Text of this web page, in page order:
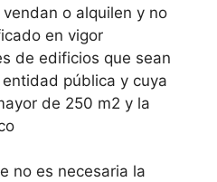
o alquilen y no
en vigor
de edificios que sean
pública y cuya
de 250 m2 y la
no es necesaria la